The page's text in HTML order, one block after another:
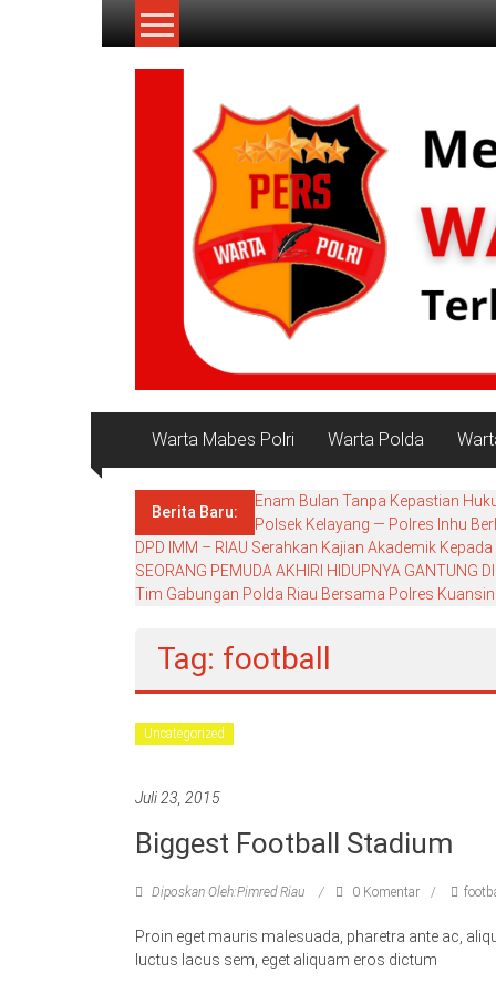
Lompat
WordPress
Warta Mabes Polri Warta Polda
Berita Baru:
Enam Bulan Tanpa Kepastian
Polsek Kelayang — Polres Inhu
DPD IMM – RIAU Serahkan Kajian Akademik
SEORANG PEMUDA AKHIRI HIDUPNYA GANTUNG
Tim Gabungan Polda Riau Bersama Polres
Tag: football
Uncategorized
Juli 23, 2015
Biggest Football Stadium
Diposkan Oleh:Pimred Riau 0 Komentar
Proin eget mauris malesuada, pharetra ante ac,
luctus lacus sem, eget aliquam eros dictum